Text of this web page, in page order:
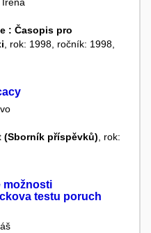
: Časopis pro
, rok: 1998, ročník: 1998,
příspěvků), rok:
možnosti
testu poruch